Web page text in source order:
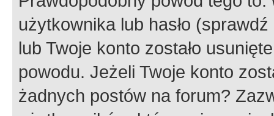
użytkownika lub hasło
lub Twoje konto zostało
powodu. Jeżeli Twoje konto
żadnych postów na forum?